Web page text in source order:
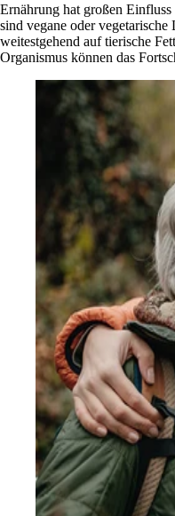
Ernährung hat großen
sind vegane oder
weitestgehend auf tierische
Organismus können das